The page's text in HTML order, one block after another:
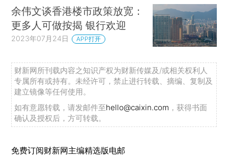
余伟文谈香港楼市政策放宽：
更多人可做按揭 银行欢迎
2023年07月24日 APP打开
财新网所刊载内容之知识产权为财新传媒及/或相关权利人
专属所有或持有。未经许可，禁止进行转载、摘编、复制及
建立镜像等任何使用。
如有意愿转载，请发邮件至hello@caixin.com ，获得书面
确认及授权后，方可转载。
免费订阅财新网主编精选版电邮